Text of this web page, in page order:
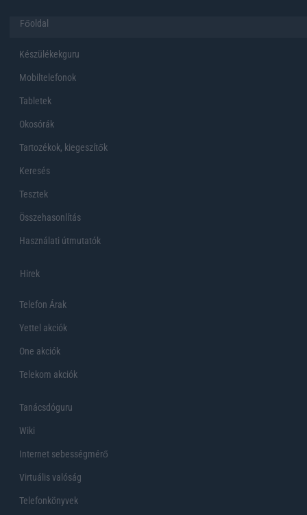
Főoldal
Készülékekguru
Mobiltelefonok
Tabletek
Okosórák
Tartozékok, kiegeszítők
Keresés
Tesztek
Összehasonlítás
Használati útmutatók
Hirek
Telefon Árak
Yettel akciók
One akciók
Telekom akciók
Tanácsdóguru
Wiki
Internet sebességmérő
Virtuális valóság
Telefonkönyvek